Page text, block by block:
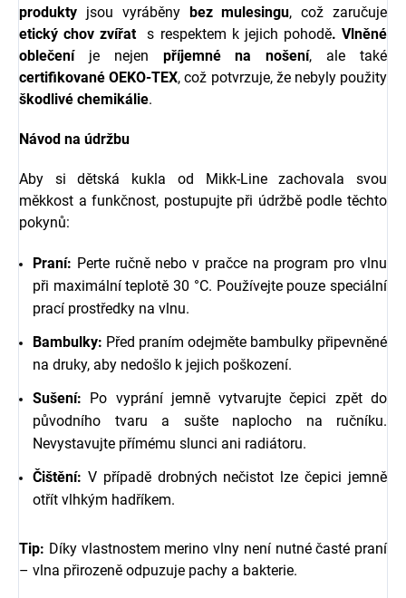
produkty jsou vyráběny bez mulesingu, což zaručuje
etický chov zvířats respektem k jejich pohodě. Vlněné
oblečeníje nejen příjemné na nošení, ale také
certifikované OEKO-TEX, což potvrzuje, že nebyly použity
škodlivé chemikálie.
Návod na údržbu
Aby si dětská kukla od Mikk-Line zachovala svou
měkkost a funkčnost, postupujte při údržbě podle těchto
pokynů:
Praní: Perte ručně nebo v pračce na program pro vlnu
při maximální teplotě 30 °C. Používejte pouze speciální
prací prostředky na vlnu.
Bambulky: Před praním odejměte bambulky připevněné
na druky, aby nedošlo k jejich poškození.
Sušení: Po vyprání jemně vytvarujte čepici zpět do
původního tvaru a sušte naplocho na ručníku.
Nevystavujte přímému slunci ani radiátoru.
Čištění: V případě drobných nečistot lze čepici jemně
otřít vlhkým hadříkem.
Tip: Díky vlastnostem merino vlny není nutné časté praní
– vlna přirozeně odpuzuje pachy a bakterie.